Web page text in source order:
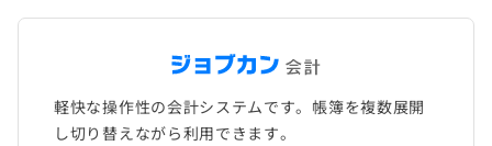
軽快な操作性の会計システムです。帳簿を複数展開
し切り替えながら利用できます。